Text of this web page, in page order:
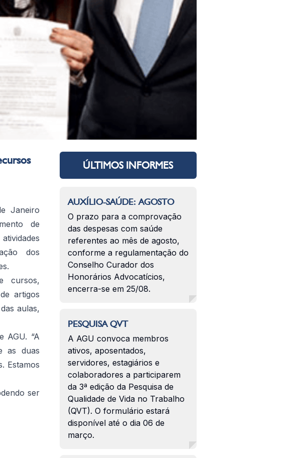
Janeiro
de
dos
cursos,
artigos
aulas,
AGU. “A
as duas
Estamos
ser
ÚLTIMOS INFORMES
AUXÍLIO-SAÚDE: AGOSTO
O prazo para a comprovação
das despesas com saúde
referentes ao mês de agosto,
conforme a regulamentação do
Conselho Curador dos
Honorários Advocatícios,
encerra-se em 25/08.
PESQUISA QVT
A AGU convoca membros
ativos, aposentados,
servidores, estagiários e
colaboradores a participarem
da 3ª edição da Pesquisa de
Qualidade de Vida no Trabalho
(QVT). O formulário estará
disponível até o dia 06 de
março.